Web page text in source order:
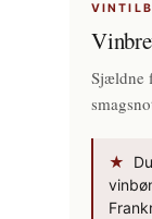
Sjældne
★